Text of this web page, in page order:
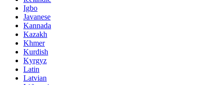
Igbo
Javanese
Kannada
Kazakh
Khmer
Kurdish
Kyrgyz
Latin
Latvian